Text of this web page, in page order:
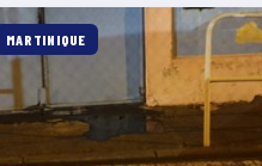
MARTINIQUE